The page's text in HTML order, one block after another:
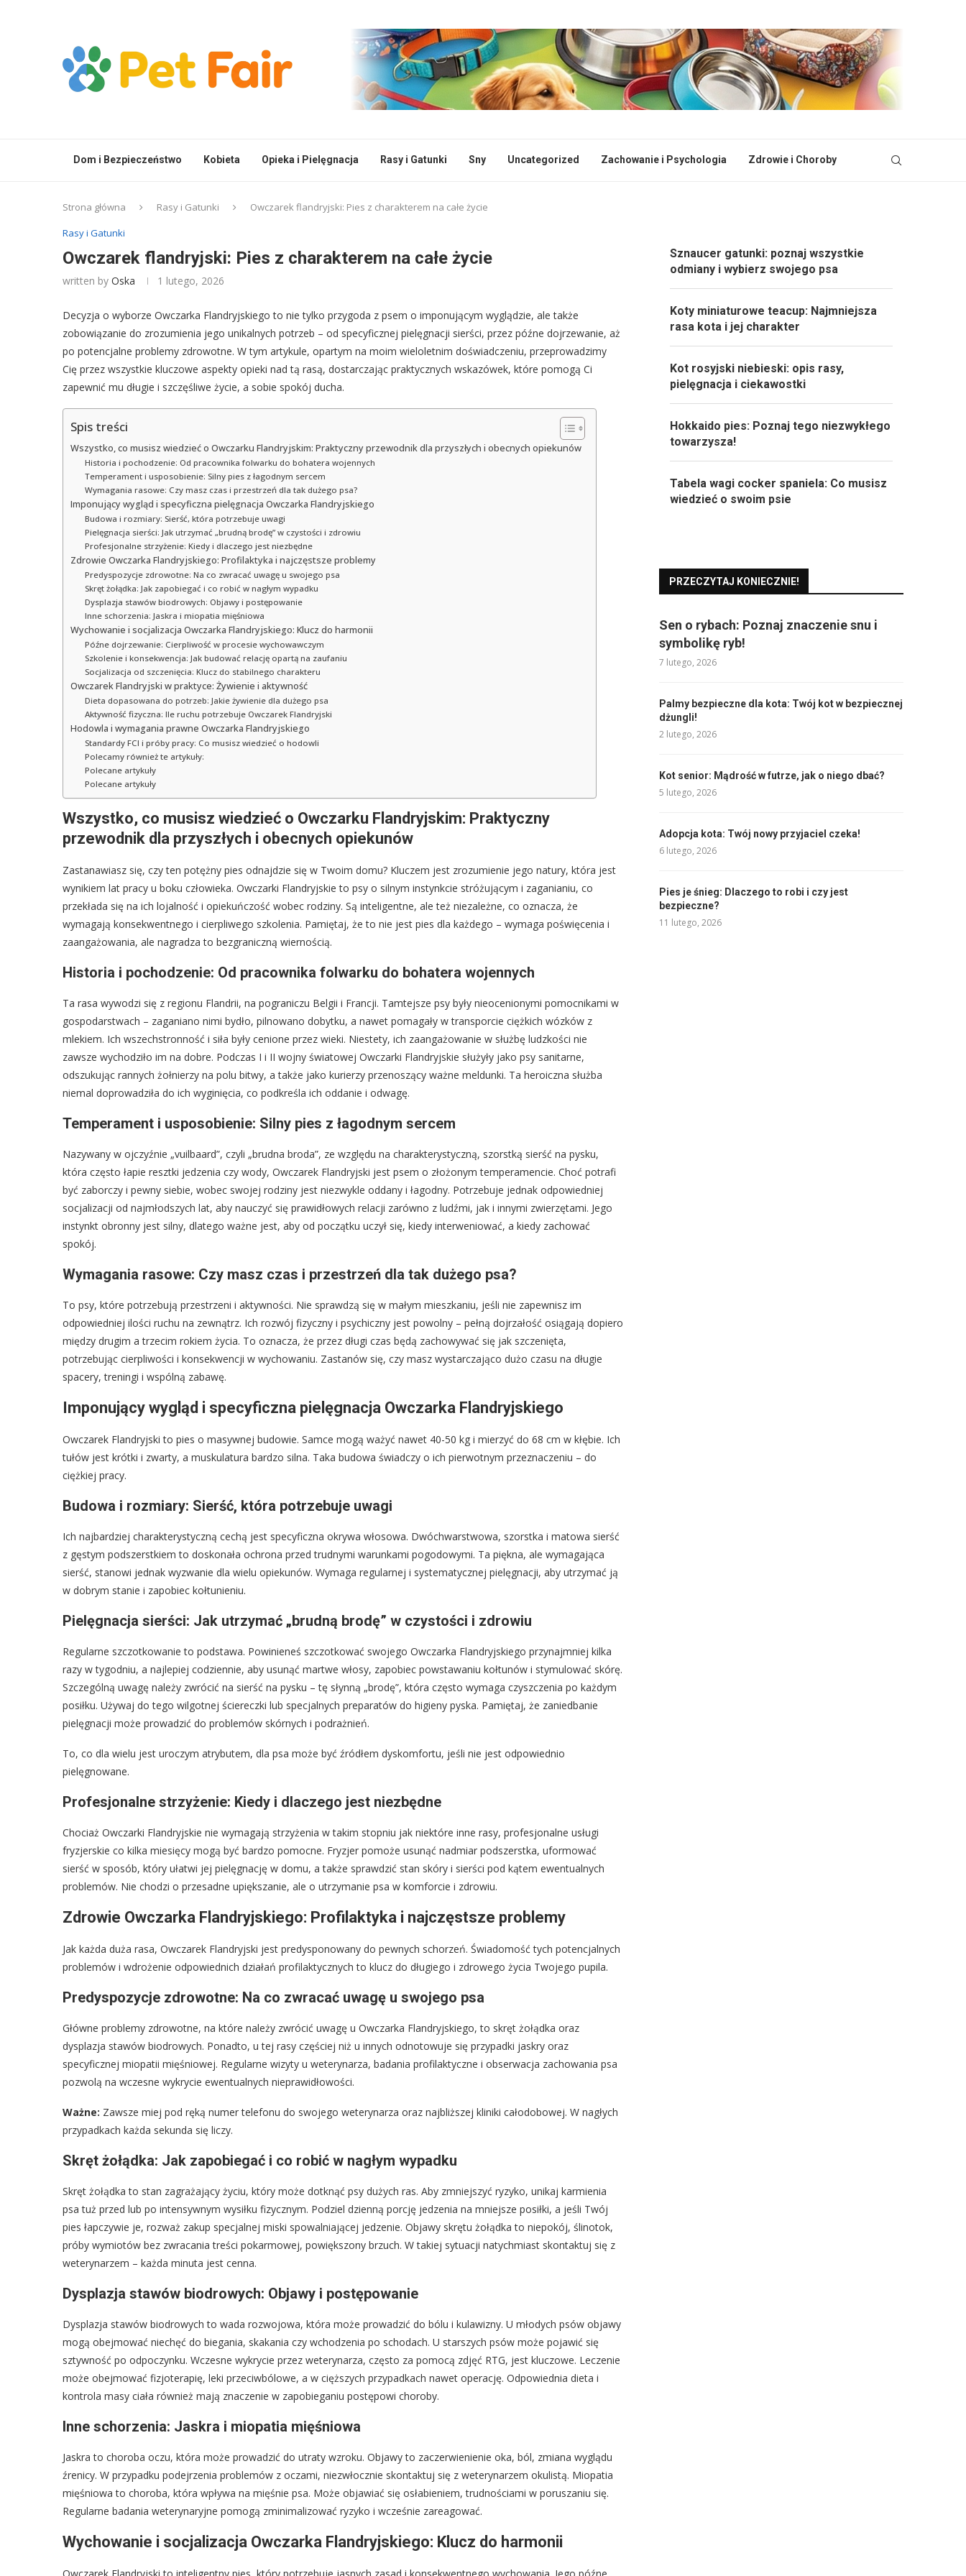
Dom i Bezpieczeństwo Kobieta Opieka i Pielęgnacja Rasy i Gatunki Sny Uncategorized Zachowanie i Psychologia Zdrowie i Choroby
Strona główna Rasy i Gatunki
Owczarek flandryjski: Pies z charakterem na całe życie
Rasy i Gatunki
Owczarek flandryjski: Pies z charakterem na całe życie
written by Oska 1 lutego, 2026
Decyzja o wyborze Owczarka Flandryjskiego to nie tylko przygoda z psem o imponującym wyglądzie, ale także
zobowiązanie do zrozumienia jego unikalnych potrzeb – od specyficznej pielęgnacji sierści, przez późne dojrzewanie, aż
po potencjalne problemy zdrowotne. W tym artykule, opartym na moim wieloletnim doświadczeniu, przeprowadzimy
Cię przez wszystkie kluczowe aspekty opieki nad tą rasą, dostarczając praktycznych wskazówek, które pomogą Ci
zapewnić mu długie i szczęśliwe życie, a sobie spokój ducha.
Spis treści
Wszystko, co musisz wiedzieć o Owczarku Flandryjskim: Praktyczny przewodnik dla przyszłych i obecnych opiekunów
Historia i pochodzenie: Od pracownika folwarku do bohatera wojennych
Temperament i usposobienie: Silny pies z łagodnym sercem
Wymagania rasowe: Czy masz czas i przestrzeń dla tak dużego psa?
Imponujący wygląd i specyficzna pielęgnacja Owczarka Flandryjskiego
Budowa i rozmiary: Sierść, która potrzebuje uwagi
Pielęgnacja sierści: Jak utrzymać „brudną brodę” w czystości i zdrowiu
Profesjonalne strzyżenie: Kiedy i dlaczego jest niezbędne
Zdrowie Owczarka Flandryjskiego: Profilaktyka i najczęstsze problemy
Predyspozycje zdrowotne: Na co zwracać uwagę u swojego psa
Skręt żołądka: Jak zapobiegać i co robić w nagłym wypadku
Dysplazja stawów biodrowych: Objawy i postępowanie
Inne schorzenia: Jaskra i miopatia mięśniowa
Wychowanie i socjalizacja Owczarka Flandryjskiego: Klucz do harmonii
Późne dojrzewanie: Cierpliwość w procesie wychowawczym
Szkolenie i konsekwencja: Jak budować relację opartą na zaufaniu
Socjalizacja od szczenięcia: Klucz do stabilnego charakteru
Owczarek Flandryjski w praktyce: Żywienie i aktywność
Dieta dopasowana do potrzeb: Jakie żywienie dla dużego psa
Aktywność fizyczna: Ile ruchu potrzebuje Owczarek Flandryjski
Hodowla i wymagania prawne Owczarka Flandryjskiego
Standardy FCI i próby pracy: Co musisz wiedzieć o hodowli
Polecamy również te artykuły:
Polecane artykuły
Polecane artykuły
Wszystko, co musisz wiedzieć o Owczarku Flandryjskim: Praktyczny
przewodnik dla przyszłych i obecnych opiekunów
Zastanawiasz się, czy ten potężny pies odnajdzie się w Twoim domu? Kluczem jest zrozumienie jego natury, która jest
wynikiem lat pracy u boku człowieka. Owczarki Flandryjskie to psy o silnym instynkcie stróżującym i zaganianiu, co
przekłada się na ich lojalność i opiekuńczość wobec rodziny. Są inteligentne, ale też niezależne, co oznacza, że
wymagają konsekwentnego i cierpliwego szkolenia. Pamiętaj, że to nie jest pies dla każdego – wymaga poświęcenia i
zaangażowania, ale nagradza to bezgraniczną wiernością.
Historia i pochodzenie: Od pracownika folwarku do bohatera wojennych
Ta rasa wywodzi się z regionu Flandrii, na pograniczu Belgii i Francji. Tamtejsze psy były nieocenionymi pomocnikami w
gospodarstwach – zaganiano nimi bydło, pilnowano dobytku, a nawet pomagały w transporcie ciężkich wózków z
mlekiem. Ich wszechstronność i siła były cenione przez wieki. Niestety, ich zaangażowanie w służbę ludzkości nie
zawsze wychodziło im na dobre. Podczas I i II wojny światowej Owczarki Flandryjskie służyły jako psy sanitarne,
odszukując rannych żołnierzy na polu bitwy, a także jako kurierzy przenoszący ważne meldunki. Ta heroiczna służba
niemal doprowadziła do ich wyginięcia, co podkreśla ich oddanie i odwagę.
Temperament i usposobienie: Silny pies z łagodnym sercem
Nazywany w ojczyźnie „vuilbaard”, czyli „brudna broda”, ze względu na charakterystyczną, szorstką sierść na pysku,
która często łapie resztki jedzenia czy wody, Owczarek Flandryjski jest psem o złożonym temperamencie. Choć potrafi
być zaborczy i pewny siebie, wobec swojej rodziny jest niezwykle oddany i łagodny. Potrzebuje jednak odpowiedniej
socjalizacji od najmłodszych lat, aby nauczyć się prawidłowych relacji zarówno z ludźmi, jak i innymi zwierzętami. Jego
instynkt obronny jest silny, dlatego ważne jest, aby od początku uczył się, kiedy interweniować, a kiedy zachować
spokój.
Wymagania rasowe: Czy masz czas i przestrzeń dla tak dużego psa?
To psy, które potrzebują przestrzeni i aktywności. Nie sprawdzą się w małym mieszkaniu, jeśli nie zapewnisz im
odpowiedniej ilości ruchu na zewnątrz. Ich rozwój fizyczny i psychiczny jest powolny – pełną dojrzałość osiągają dopiero
między drugim a trzecim rokiem życia. To oznacza, że przez długi czas będą zachowywać się jak szczenięta,
potrzebując cierpliwości i konsekwencji w wychowaniu. Zastanów się, czy masz wystarczająco dużo czasu na długie
spacery, treningi i wspólną zabawę.
Imponujący wygląd i specyficzna pielęgnacja Owczarka Flandryjskiego
Owczarek Flandryjski to pies o masywnej budowie. Samce mogą ważyć nawet 40-50 kg i mierzyć do 68 cm w kłębie. Ich
tułów jest krótki i zwarty, a muskulatura bardzo silna. Taka budowa świadczy o ich pierwotnym przeznaczeniu – do
ciężkiej pracy.
Budowa i rozmiary: Sierść, która potrzebuje uwagi
Ich najbardziej charakterystyczną cechą jest specyficzna okrywa włosowa. Dwóchwarstwowa, szorstka i matowa sierść
z gęstym podszerstkiem to doskonała ochrona przed trudnymi warunkami pogodowymi. Ta piękna, ale wymagająca
sierść, stanowi jednak wyzwanie dla wielu opiekunów. Wymaga regularnej i systematycznej pielęgnacji, aby utrzymać ją
w dobrym stanie i zapobiec kołtunieniu.
Pielęgnacja sierści: Jak utrzymać „brudną brodę” w czystości i zdrowiu
Regularne szczotkowanie to podstawa. Powinieneś szczotkować swojego Owczarka Flandryjskiego przynajmniej kilka
razy w tygodniu, a najlepiej codziennie, aby usunąć martwe włosy, zapobiec powstawaniu kołtunów i stymulować skórę.
Szczególną uwagę należy zwrócić na sierść na pysku – tę słynną „brodę”, która często wymaga czyszczenia po każdym
posiłku. Używaj do tego wilgotnej ściereczki lub specjalnych preparatów do higieny pyska. Pamiętaj, że zaniedbanie
pielęgnacji może prowadzić do problemów skórnych i podrażnień.
To, co dla wielu jest uroczym atrybutem, dla psa może być źródłem dyskomfortu, jeśli nie jest odpowiednio
pielęgnowane.
Profesjonalne strzyżenie: Kiedy i dlaczego jest niezbędne
Chociaż Owczarki Flandryjskie nie wymagają strzyżenia w takim stopniu jak niektóre inne rasy, profesjonalne usługi
fryzjerskie co kilka miesięcy mogą być bardzo pomocne. Fryzjer pomoże usunąć nadmiar podszerstka, uformować
sierść w sposób, który ułatwi jej pielęgnację w domu, a także sprawdzić stan skóry i sierści pod kątem ewentualnych
problemów. Nie chodzi o przesadne upiększanie, ale o utrzymanie psa w komforcie i zdrowiu.
Zdrowie Owczarka Flandryjskiego: Profilaktyka i najczęstsze problemy
Jak każda duża rasa, Owczarek Flandryjski jest predysponowany do pewnych schorzeń. Świadomość tych potencjalnych
problemów i wdrożenie odpowiednich działań profilaktycznych to klucz do długiego i zdrowego życia Twojego pupila.
Predyspozycje zdrowotne: Na co zwracać uwagę u swojego psa
Główne problemy zdrowotne, na które należy zwrócić uwagę u Owczarka Flandryjskiego, to skręt żołądka oraz
dysplazja stawów biodrowych. Ponadto, u tej rasy częściej niż u innych odnotowuje się przypadki jaskry oraz
specyficznej miopatii mięśniowej. Regularne wizyty u weterynarza, badania profilaktyczne i obserwacja zachowania psa
pozwolą na wczesne wykrycie ewentualnych nieprawidłowości.
Ważne: Zawsze miej pod ręką numer telefonu do swojego weterynarza oraz najbliższej kliniki całodobowej. W nagłych
przypadkach każda sekunda się liczy.
Skręt żołądka: Jak zapobiegać i co robić w nagłym wypadku
Skręt żołądka to stan zagrażający życiu, który może dotknąć psy dużych ras. Aby zmniejszyć ryzyko, unikaj karmienia
psa tuż przed lub po intensywnym wysiłku fizycznym. Podziel dzienną porcję jedzenia na mniejsze posiłki, a jeśli Twój
pies łapczywie je, rozważ zakup specjalnej miski spowalniającej jedzenie. Objawy skrętu żołądka to niepokój, ślinotok,
próby wymiotów bez zwracania treści pokarmowej, powiększony brzuch. W takiej sytuacji natychmiast skontaktuj się z
weterynarzem – każda minuta jest cenna.
Dysplazja stawów biodrowych: Objawy i postępowanie
Dysplazja stawów biodrowych to wada rozwojowa, która może prowadzić do bólu i kulawizny. U młodych psów objawy
mogą obejmować niechęć do biegania, skakania czy wchodzenia po schodach. U starszych psów może pojawić się
sztywność po odpoczynku. Wczesne wykrycie przez weterynarza, często za pomocą zdjęć RTG, jest kluczowe. Leczenie
może obejmować fizjoterapię, leki przeciwbólowe, a w cięższych przypadkach nawet operację. Odpowiednia dieta i
kontrola masy ciała również mają znaczenie w zapobieganiu postępowi choroby.
Inne schorzenia: Jaskra i miopatia mięśniowa
Jaskra to choroba oczu, która może prowadzić do utraty wzroku. Objawy to zaczerwienienie oka, ból, zmiana wyglądu
źrenicy. W przypadku podejrzenia problemów z oczami, niezwłocznie skontaktuj się z weterynarzem okulistą. Miopatia
mięśniowa to choroba, która wpływa na mięśnie psa. Może objawiać się osłabieniem, trudnościami w poruszaniu się.
Regularne badania weterynaryjne pomogą zminimalizować ryzyko i wcześnie zareagować.
Wychowanie i socjalizacja Owczarka Flandryjskiego: Klucz do harmonii
Sznaucer gatunki: poznaj wszystkie
odmiany i wybierz swojego psa
Koty miniaturowe teacup: Najmniejsza
rasa kota i jej charakter
Kot rosyjski niebieski: opis rasy,
pielęgnacja i ciekawostki
Hokkaido pies: Poznaj tego niezwykłego
towarzysza!
Tabela wagi cocker spaniela: Co musisz
wiedzieć o swoim psie
PRZECZYTAJ KONIECZNIE!
Sen o rybach: Poznaj znaczenie snu i
symbolikę ryb!
7 lutego, 2026
Palmy bezpieczne dla kota: Twój kot w bezpiecznej
dżungli!
2 lutego, 2026
Kot senior: Mądrość w futrze, jak o niego dbać?
5 lutego, 2026
Adopcja kota: Twój nowy przyjaciel czeka!
6 lutego, 2026
Pies je śnieg: Dlaczego to robi i czy jest
bezpieczne?
11 lutego, 2026